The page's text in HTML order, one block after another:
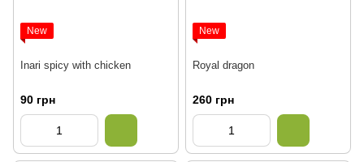
New
Inari spicy with chicken
90 грн
New
Royal dragon
260 грн